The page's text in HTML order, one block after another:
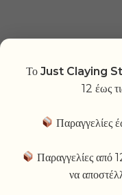
RELATED
-
Το Just Claying
12 έως
Παραγγελίες
Παραγγελίες από
να